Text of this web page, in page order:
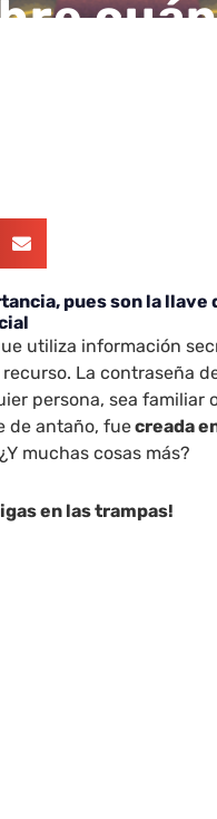
pues son la llave
utiliza información
La contraseña
persona, sea familiar
de antaño, fuecreada
muchas cosas más?
en las trampas!